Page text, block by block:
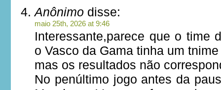
Anônimo disse:
maio 25th, 2026 at 9:46
Interessante,parece que o time
o Vasco da Gama tinha um
mas os resultados não
No penúltimo jogo antes da